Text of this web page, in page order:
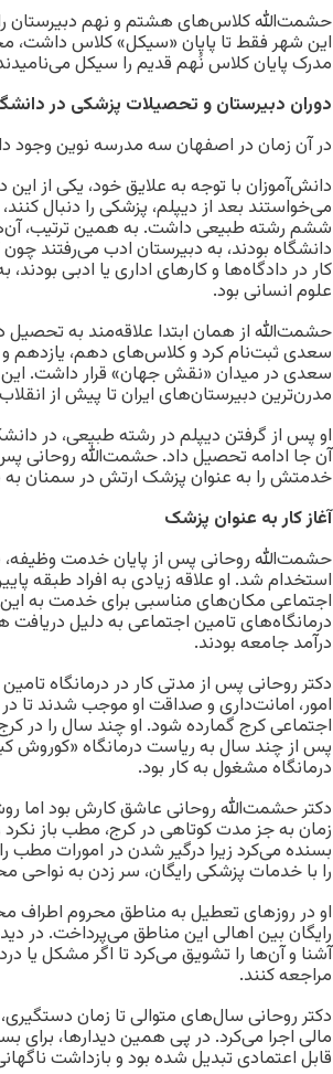
حشمت‌الله کلاس‌های هشتم و نهم دبیرستان را
این شهر فقط تا پایان «سیکل» کلاس داشت،
مدرک پایان کلاس نُهم قدیم را سیکل
دوران دبیرستان و تحصیلات پزشکی در
در آن زمان در اصفهان سه مدرسه نوین
دانش‌آموزان با توجه به علایق‌ خود، یکی از
می‌خواستند بعد از دیپلم، پزشکی را دنبال
ششم رشته طبیعی داشت. به همین ترتیب،
دانشگاه بودند، به دبیرستان ادب می‌رفتند
کار در دادگاه‌ها و کارهای اداری یا ادبی
علوم انسانی بود.
حشمت‌الله از همان ابتدا علاقه‌مند به
سعدی ثبت‌نام کرد و کلاس‌های دهم، یازدهم و
مدرن‌ترین دبیرستان‌های ایران تا پیش از
او پس از گرفتن دیپلم در رشته طبیعی، در
آن‌ جا ادامه تحصیل داد. حشمت‌الله روحانی
خدمتش را به عنوان پزشک ارتش در سمنان به
آغاز کار به عنوان پزشک
حشمت‌الله روحانی پس از پایان خدمت وظیفه،
استخدام شد. او علاقه زیادی به افراد طبقه
اجتماعی مکان‌های مناسبی برای خدمت به این
درمانگاه‌های تامین اجتماعی به دلیل دریافت
درآمد جامعه بودند.
دکتر روحانی پس از مدتی کار در درمانگاه
امور، امانت‌داری و صداقت او موجب شدند تا
اجتماعی کرج گمارده شود. او چند سال را در
پس از چند سال به ریاست درمانگاه «کوروش
درمانگاه مشغول به کار بود.
دکتر حشمت‌الله روحانی عاشق کارش بود اما
زمان به جز مدت کوتاهی در کرج، مطب باز
بسنده می‌کرد زیرا درگیر شدن در امورات
را با خدمات پزشکی رایگان، سر زدن به
او در روزهای تعطیل به مناطق محروم
رایگان بین اهالی این مناطق می‌پرداخت. در
آشنا و آن‌ها را تشویق می‌کرد تا اگر مشکل یا
مراجعه کنند.
دکتر روحانی سال‌های متوالی تا زمان
مالی اجرا می‌کرد. در پی همین دیدارها، برای
قابل اعتمادی تبدیل شده بود و بازداشت